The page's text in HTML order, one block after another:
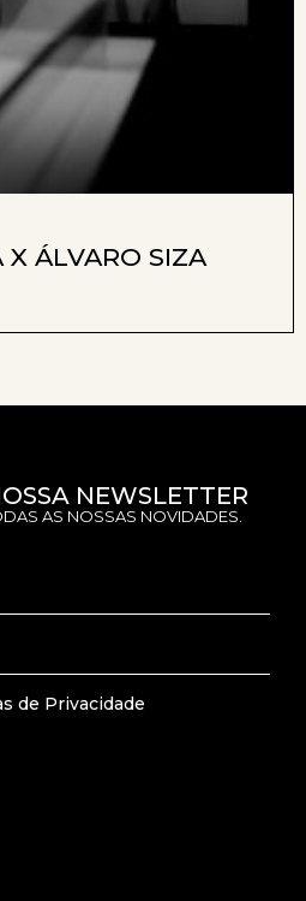
X ÁLVARO SIZA
NEWSLETTER
AS NOSSAS NOVIDADES.
de Privacidade